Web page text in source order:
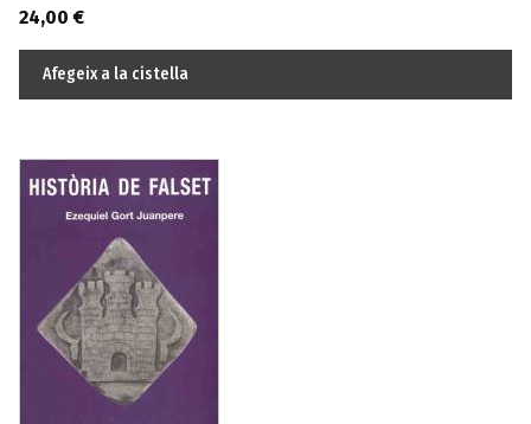
24,00€
Afegeix a la cistella